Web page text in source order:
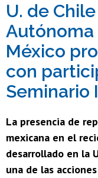
U. de
México
con
Seminario
La presencia de
mexicana en el
desarrollado en la
una de las